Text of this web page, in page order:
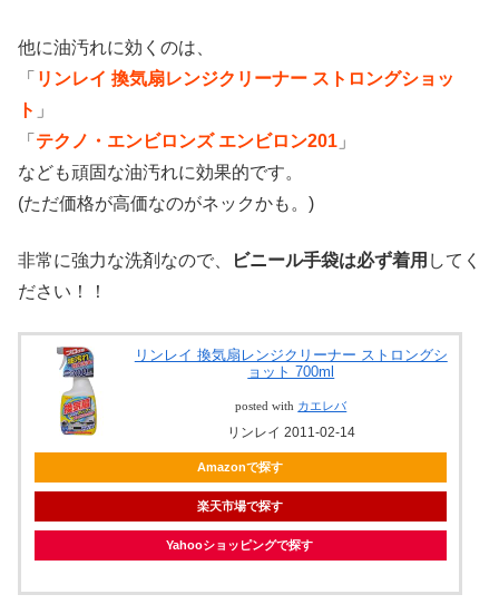
他に油汚れに効くのは、
「 リンレイ 換気扇レンジクリーナー ストロングショッ
ト 」
「 テクノ・エンビロンズ エンビロン201 」
なども頑固な油汚れに効果的です。
(ただ価格が高価なのがネックかも。)
非常に強力な洗剤なので、 ビニール手袋は必ず着用 してく
ださい！！
リンレイ 換気扇レンジクリーナー ストロングシ
ョット 700ml
posted with カエレバ
リンレイ 2011-02-14
Amazonで探す
楽天市場で探す
Yahooショッピングで探す